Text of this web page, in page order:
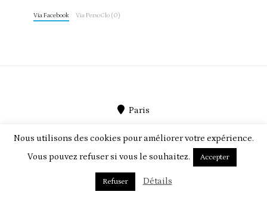
Via Facebook Via PersoClo (0)
Paris
TERMS & CONDITIONS
Nous utilisons des cookies pour améliorer votre expérience.
Vous pouvez refuser si vous le souhaitez.
Accepter
Refuser Détails